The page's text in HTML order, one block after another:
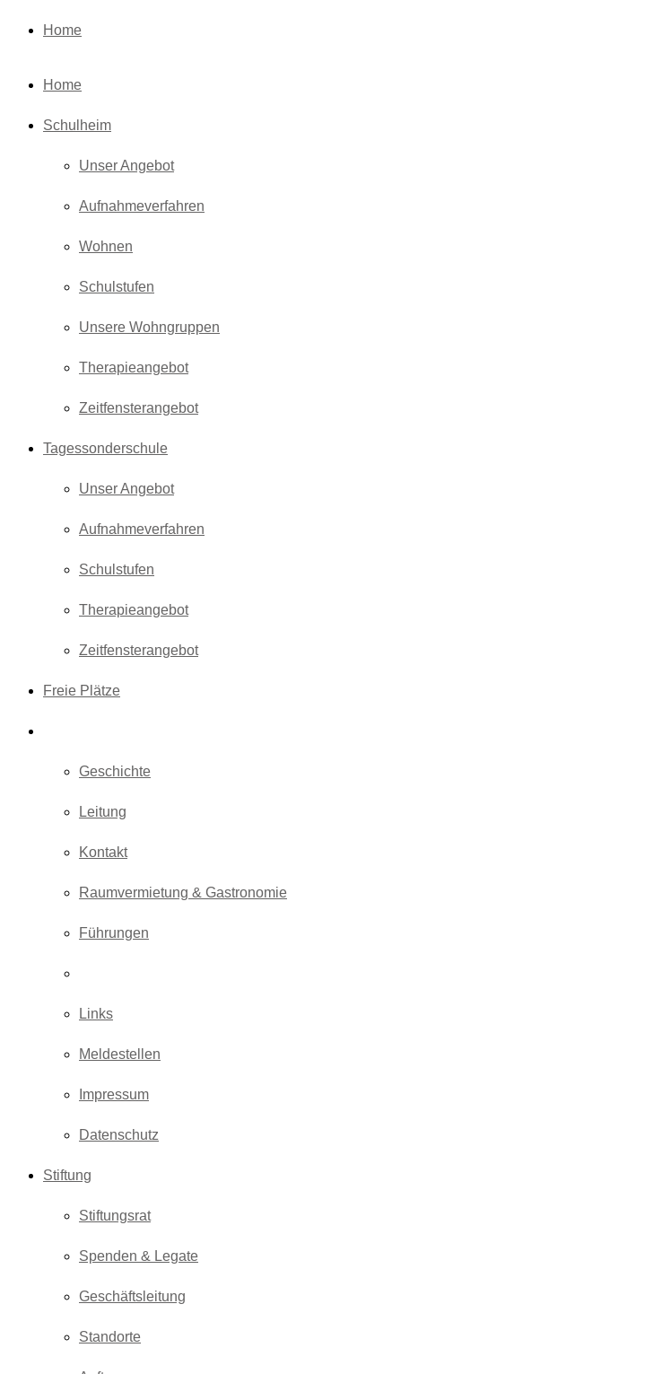
Home
Home
Schulheim
Unser Angebot
Aufnahmeverfahren
Wohnen
Schulstufen
Unsere Wohngruppen
Therapieangebot
Zeitfensterangebot
Tagessonderschule
Unser Angebot
Aufnahmeverfahren
Schulstufen
Therapieangebot
Zeitfensterangebot
Freie Plätze
Geschichte
Leitung
Kontakt
Raumvermietung & Gastronomie
Führungen
Links
Meldestellen
Impressum
Datenschutz
Stiftung
Stiftungsrat
Spenden & Legate
Geschäftsleitung
Standorte